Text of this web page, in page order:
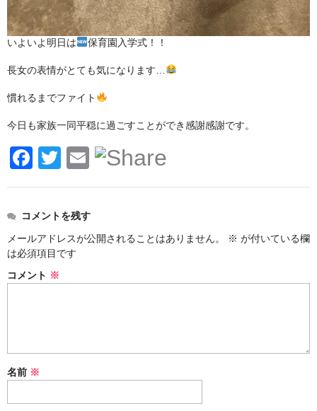
いよいよ明日は 保育園入学式！！
長女の表情がとても気になります…
慣れるまでファイト
今日も家族一同平穏に過ごすことができ感謝感謝です。
F
a
e
b
o
T
wi
er
E
m
コメントを残す
メールアドレスが公開されることはありません。
※ が付いている欄
は必須項目です
コメント ※
名前 ※